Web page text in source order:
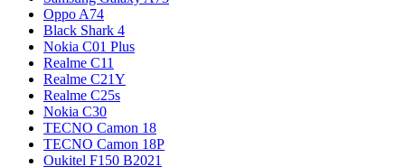
Oppo A74
Black Shark 4
Nokia C01 Plus
Realme C11
Realme C21Y
Realme C25s
Nokia C30
TECNO Camon 18
TECNO Camon 18P
Oukitel F150 B2021